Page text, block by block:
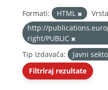
Formati: HTML
http://
right/PUBLIC
Tip Izdavača:
Javni
Filtriraj rezultate